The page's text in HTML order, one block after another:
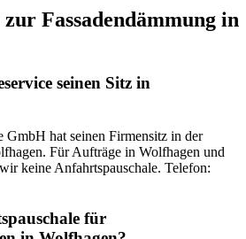
Fassadendämmung in
seinen Sitz in
GmbH hat seinen Firmensitz in der
Für Aufträge in Wolfhagen und
keine Anfahrtspauschale. Telefon:
für